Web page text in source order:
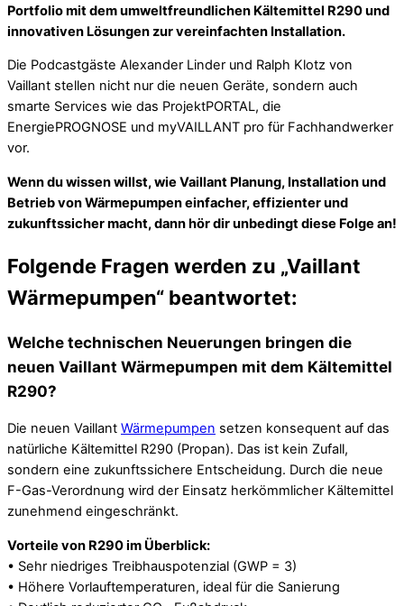
Portfolio mit dem umweltfreundlichen Kältemittel R290 und
innovativen Lösungen zur vereinfachten Installation.
Die Podcastgäste Alexander Linder und Ralph Klotz von
Vaillant stellen nicht nur die neuen Geräte, sondern auch
smarte Services wie das ProjektPORTAL, die
EnergiePROGNOSE und myVAILLANT pro für Fachhandwerker
vor.
Wenn du wissen willst, wie Vaillant Planung, Installation und
Betrieb von Wärmepumpen einfacher, effizienter und
zukunftssicher macht, dann hör dir unbedingt diese Folge an!
Folgende Fragen werden zu „Vaillant
Wärmepumpen“ beantwortet:
Welche technischen Neuerungen bringen die
neuen Vaillant Wärmepumpen mit dem Kältemittel
R290?
Die neuen Vaillant Wärmepumpen setzen konsequent auf das
natürliche Kältemittel R290 (Propan). Das ist kein Zufall,
sondern eine zukunftssichere Entscheidung. Durch die neue
F-Gas-Verordnung wird der Einsatz herkömmlicher Kältemittel
zunehmend eingeschränkt.
Vorteile von R290 im Überblick:
• Sehr niedriges Treibhauspotenzial (GWP = 3)
• Höhere Vorlauftemperaturen, ideal für die Sanierung